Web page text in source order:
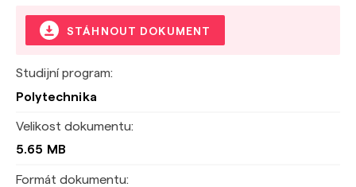
STÁHNOUT DOKUMENT
Studijní program:
Polytechnika
Velikost dokumentu:
5.65 MB
Formát dokumentu: